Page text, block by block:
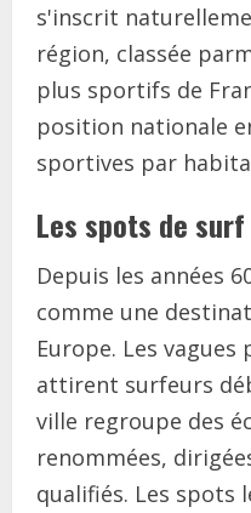
s'inscrit
région, classée
plus sportifs de
position nationale
sportives par
Les spots de
Depuis les années
comme une
Europe. Les
attirent surfeurs
ville regroupe des
renommées,
qualifiés. Les spots